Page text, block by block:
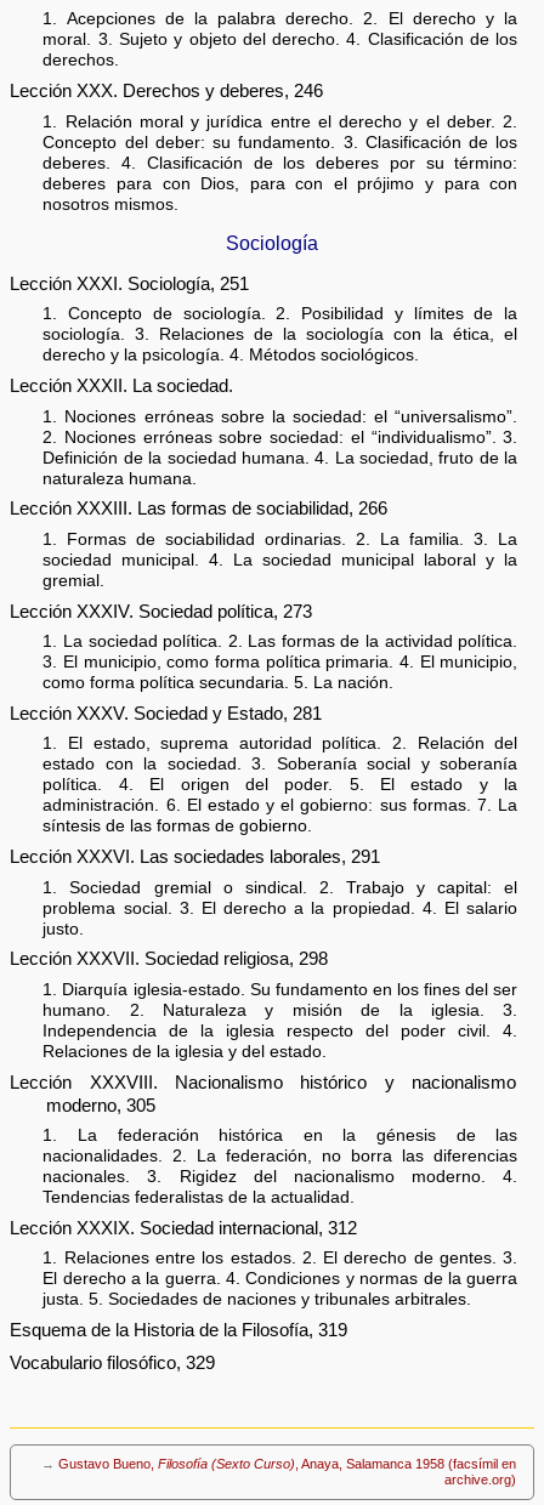
1. Acepciones de la palabra derecho. 2. El derecho y la
moral. 3. Sujeto y objeto del derecho. 4. Clasificación de los
derechos.
Lección XXX. Derechos y deberes, 246
1. Relación moral y jurídica entre el derecho y el deber. 2.
Concepto del deber: su fundamento. 3. Clasificación de los
deberes. 4. Clasificación de los deberes por su término:
deberes para con Dios, para con el prójimo y para con
nosotros mismos.
Sociología
Lección XXXI. Sociología, 251
1. Concepto de sociología. 2. Posibilidad y límites de la
sociología. 3. Relaciones de la sociología con la ética, el
derecho y la psicología. 4. Métodos sociológicos.
Lección XXXII. La sociedad.
1. Nociones erróneas sobre la sociedad: el “universalismo”.
2. Nociones erróneas sobre sociedad: el “individualismo”. 3.
Definición de la sociedad humana. 4. La sociedad, fruto de la
naturaleza humana.
Lección XXXIII. Las formas de sociabilidad, 266
1. Formas de sociabilidad ordinarias. 2. La familia. 3. La
sociedad municipal. 4. La sociedad municipal laboral y la
gremial.
Lección XXXIV. Sociedad política, 273
1. La sociedad política. 2. Las formas de la actividad política.
3. El municipio, como forma política primaria. 4. El municipio,
como forma política secundaria. 5. La nación.
Lección XXXV. Sociedad y Estado, 281
1. El estado, suprema autoridad política. 2. Relación del
estado con la sociedad. 3. Soberanía social y soberanía
política. 4. El origen del poder. 5. El estado y la
administración. 6. El estado y el gobierno: sus formas. 7. La
síntesis de las formas de gobierno.
Lección XXXVI. Las sociedades laborales, 291
1. Sociedad gremial o sindical. 2. Trabajo y capital: el
problema social. 3. El derecho a la propiedad. 4. El salario
justo.
Lección XXXVII. Sociedad religiosa, 298
1. Diarquía iglesia-estado. Su fundamento en los fines del ser
humano. 2. Naturaleza y misión de la iglesia. 3.
Independencia de la iglesia respecto del poder civil. 4.
Relaciones de la iglesia y del estado.
Lección XXXVIII. Nacionalismo histórico y nacionalismo
moderno, 305
1. La federación histórica en la génesis de las
nacionalidades. 2. La federación, no borra las diferencias
nacionales. 3. Rigidez del nacionalismo moderno. 4.
Tendencias federalistas de la actualidad.
Lección XXXIX. Sociedad internacional, 312
1. Relaciones entre los estados. 2. El derecho de gentes. 3.
El derecho a la guerra. 4. Condiciones y normas de la guerra
justa. 5. Sociedades de naciones y tribunales arbitrales.
Esquema de la Historia de la Filosofía, 319
Vocabulario filosófico, 329
→Gustavo Bueno,Filosofía (Sexto Curso) , Anaya, Salamanca 1958 (facsímil en
archive.org)